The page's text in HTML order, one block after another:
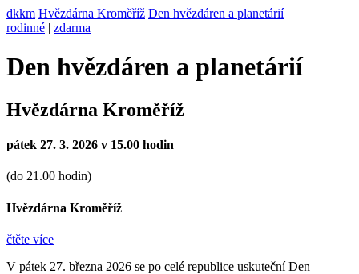
dkkm Hvězdárna Kroměříž Den hvězdáren a planetárií
rodinné | zdarma
Den hvězdáren a planetárií
Hvězdárna Kroměříž
pátek 27. 3. 2026 v 15.00 hodin
(do 21.00 hodin)
Hvězdárna Kroměříž
čtěte více
V pátek 27. března 2026 se po celé republice uskuteční Den